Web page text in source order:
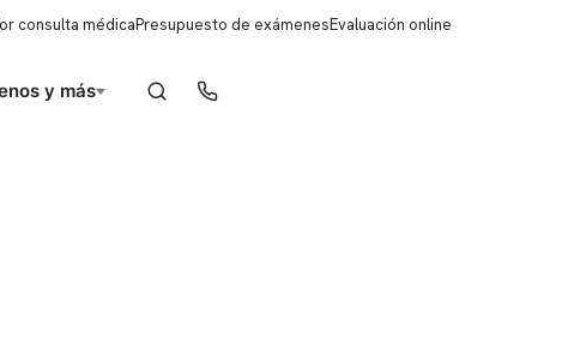
consulta médicaPresupuesto de exámenesEvaluación online
y más